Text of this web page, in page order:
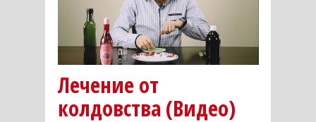
Лечение от
колдовства (Видео)